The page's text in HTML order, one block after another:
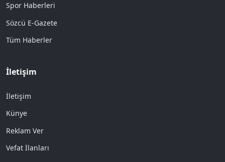
Spor Haberleri
Sözcü E-Gazete
Tüm Haberler
İletişim
İletişim
Künye
Reklam Ver
Vefat İlanları